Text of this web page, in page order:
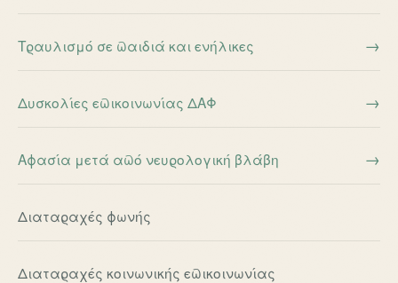
Τραυλισμό σε παιδιά και ενήλικες
Δυσκολίες επικοινωνίας ΔΑΦ
Αφασία μετά από νευρολογική βλάβη
Διαταραχές φωνής
Διαταραχές κοινωνικής επικοινωνίας